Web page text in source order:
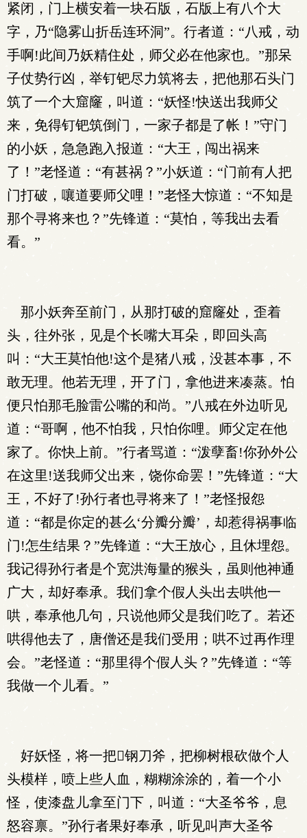
紧闭，门上横安着一块石版，石版上有八个大
字，乃“隐雾山折岳连环洞”。行者道：“八戒，动
手啊!此间乃妖精住处，师父必在他家也。”那呆
子仗势行凶，举钉钯尽力筑将去，把他那石头门
筑了一个大窟窿，叫道：“妖怪!快送出我师父
来，免得钉钯筑倒门，一家子都是了帐！”守门
的小妖，急急跑入报道：“大王，闯出祸来
了！”老怪道：“有甚祸？”小妖道：“门前有人把
门打破，嚷道要师父哩！”老怪大惊道：“不知是
那个寻将来也？”先锋道：“莫怕，等我出去看
看。”
那小妖奔至前门，从那打破的窟窿处，歪着
头，往外张，见是个长嘴大耳朵，即回头高
叫：“大王莫怕他!这个是猪八戒，没甚本事，不
敢无理。他若无理，开了门，拿他进来凑蒸。怕
便只怕那毛脸雷公嘴的和尚。”八戒在外边听见
道：“哥啊，他不怕我，只怕你哩。师父定在他
家了。你快上前。”行者骂道：“泼孽畜!你孙外公
在这里!送我师父出来，饶你命罢！”先锋道：“大
王，不好了!孙行者也寻将来了！”老怪报怨
道：“都是你定的甚么‘分瓣分瓣’，却惹得祸事临
门!怎生结果？”先锋道：“大王放心，且休埋怨。
我记得孙行者是个宽洪海量的猴头，虽则他神通
广大，却好奉承。我们拿个假人头出去哄他一
哄，奉承他几句，只说他师父是我们吃了。若还
哄得他去了，唐僧还是我们受用；哄不过再作理
会。”老怪道：“那里得个假人头？”先锋道：“等
我做一个儿看。”
好妖怪，将一把钢刀斧，把柳树根砍做个人
头模样，喷上些人血，糊糊涂涂的，着一个小
怪，使漆盘儿拿至门下，叫道：“大圣爷爷，息
怒容禀。”孙行者果好奉承，听见叫声大圣爷